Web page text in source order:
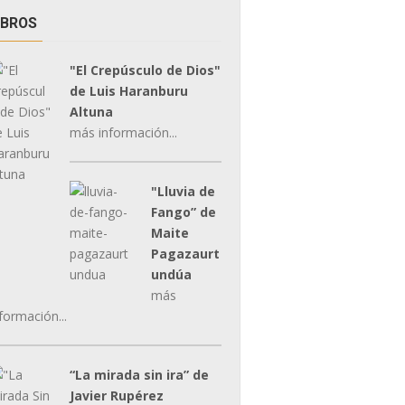
"El Crepúsculo de Dios"
de Luis Haranburu
Altuna
más información...
"Lluvia de
Fango” de
Maite
Pagazaurt
undúa
más
“La mirada sin ira” de
Javier Rupérez